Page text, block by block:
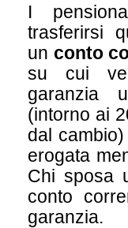
I
trasferirsi
un conto
su cui
garanzia
(intorno ai
dal
erogata
Chi sposa
conto
garanzia.